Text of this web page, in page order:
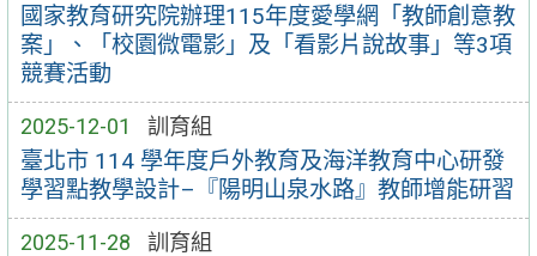
國家教育研究院辦理115年度愛學網「教師創意教
案」、「校園微電影」及「看影片說故事」等3項
競賽活動
2025-12-01 訓育組
臺北市 114 學年度戶外教育及海洋教育中心研發
學習點教學設計–『陽明山泉水路』教師增能研習
2025-11-28 訓育組